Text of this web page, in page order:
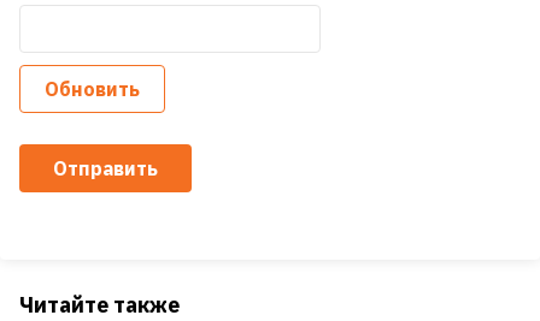
Обновить
Отправить
Читайте также